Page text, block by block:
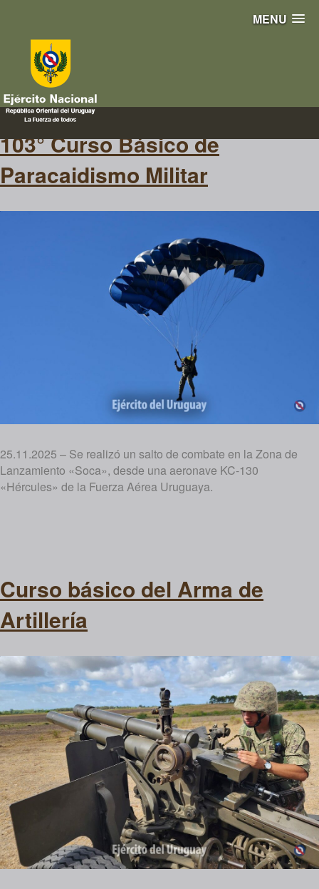
MENU
basico
103° Curso Básico de
Paracaidismo Militar
25.11.2025 – Se realizó un salto de combate en la Zona de
Lanzamiento «Soca», desde una aeronave KC-130
«Hércules» de la Fuerza Aérea Uruguaya.
Curso básico del Arma de
Artillería